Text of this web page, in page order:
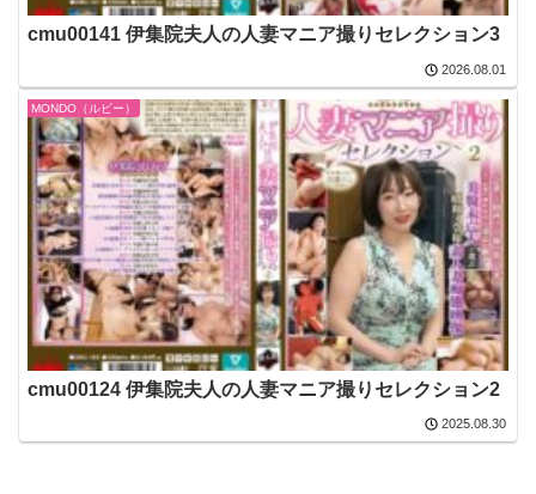
cmu00141 伊集院夫人の人妻マニア撮りセレクション3
2026.08.01
MONDO（ルビー）
cmu00124 伊集院夫人の人妻マニア撮りセレクション2
2025.08.30